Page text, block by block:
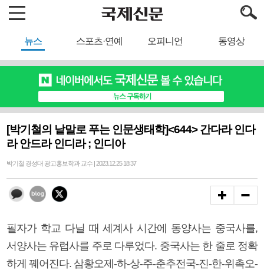
뉴스 스포츠·연예 오피니언 동영상
[박기철의 낱말로 푸는 인문생태학]<644> 간다라 인다
라 안드라 인디라 ; 인디아
박기철 경성대 광고홍보학과 교수 | 2023.12.25 18:37
필자가 학교 다닐 때 세계사 시간에 동양사는 중국사를,
서양사는 유럽사를 주로 다루었다. 중국사는 한 줄로 정확
하게 꿰어진다. 삼황오제-하-상-주-춘추전국-진-한-위촉오-